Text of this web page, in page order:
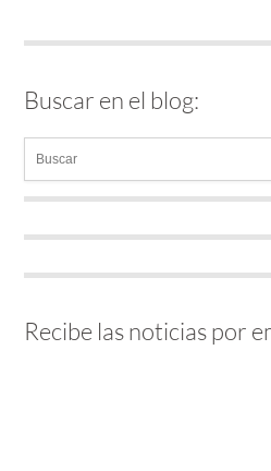
Buscar en el blog:
Recibe las noticias por